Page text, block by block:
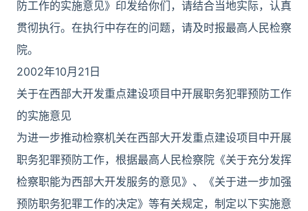
防工作的实施意见》印发给你们，请结合当地实际，认真
贯彻执行。在执行中存在的问题，请及时报最高人民检察
院。
2002年10月21日
关于在西部大开发重点建设项目中开展职务犯罪预防工作
的实施意见
为进一步推动检察机关在西部大开发重点建设项目中开展
职务犯罪预防工作，根据最高人民检察院《关于充分发挥
检察职能为西部大开发服务的意见》、《关于进一步加强
预防职务犯罪工作的决定》等有关规定，制定以下实施意